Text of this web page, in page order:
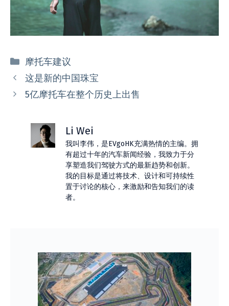
分
类
摩托车建议
这是新的中国珠宝
5亿摩托车在整个历史上出售
Li Wei
我叫李伟，是EVgoHK充满热情的主编。拥
有超过十年的汽车新闻经验，我致力于分
享塑造我们驾驶方式的最新趋势和创新。
我的目标是通过将技术、设计和可持续性
置于讨论的核心，来激励和告知我们的读
者。